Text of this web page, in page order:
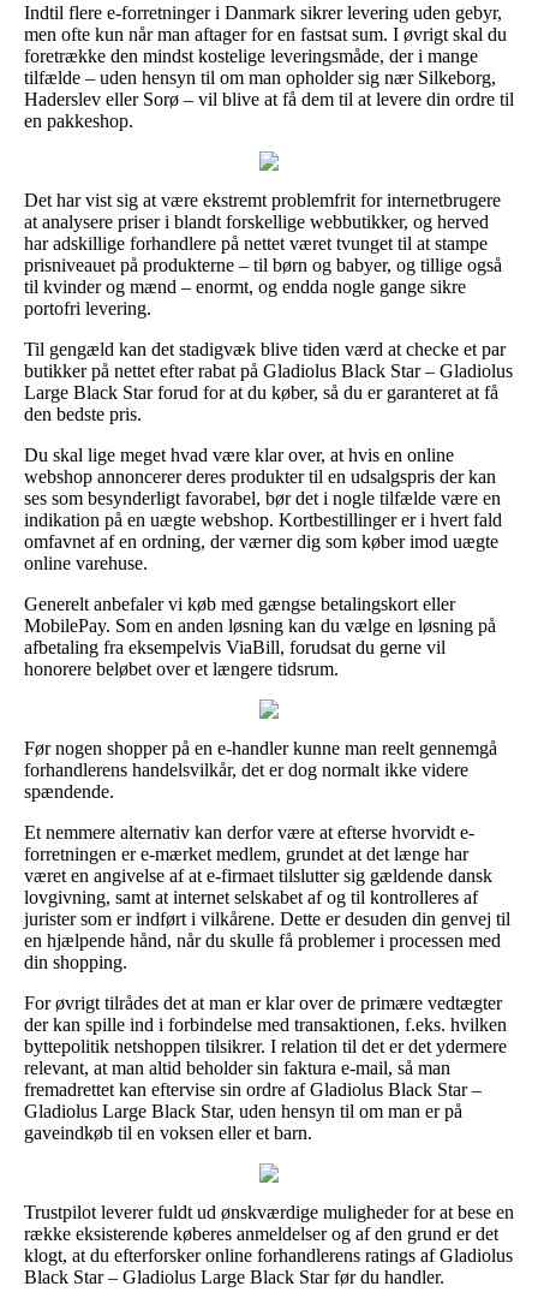
Indtil flere e-forretninger i Danmark sikrer levering uden gebyr,
men ofte kun når man aftager for en fastsat sum. I øvrigt skal du
foretrække den mindst kostelige leveringsmåde, der i mange
tilfælde – uden hensyn til om man opholder sig nær Silkeborg,
Haderslev eller Sorø – vil blive at få dem til at levere din ordre til
en pakkeshop.
Det har vist sig at være ekstremt problemfrit for internetbrugere
at analysere priser i blandt forskellige webbutikker, og herved
har adskillige forhandlere på nettet været tvunget til at stampe
prisniveauet på produkterne – til børn og babyer, og tillige også
til kvinder og mænd – enormt, og endda nogle gange sikre
portofri levering.
Til gengæld kan det stadigvæk blive tiden værd at checke et par
butikker på nettet efter rabat på Gladiolus Black Star – Gladiolus
Large Black Star forud for at du køber, så du er garanteret at få
den bedste pris.
Du skal lige meget hvad være klar over, at hvis en online
webshop annoncerer deres produkter til en udsalgspris der kan
ses som besynderligt favorabel, bør det i nogle tilfælde være en
indikation på en uægte webshop. Kortbestillinger er i hvert fald
omfavnet af en ordning, der værner dig som køber imod uægte
online varehuse.
Generelt anbefaler vi køb med gængse betalingskort eller
MobilePay. Som en anden løsning kan du vælge en løsning på
afbetaling fra eksempelvis ViaBill, forudsat du gerne vil
honorere beløbet over et længere tidsrum.
Før nogen shopper på en e-handler kunne man reelt gennemgå
forhandlerens handelsvilkår, det er dog normalt ikke videre
spændende.
Et nemmere alternativ kan derfor være at efterse hvorvidt e-
forretningen er e-mærket medlem, grundet at det længe har
været en angivelse af at e-firmaet tilslutter sig gældende dansk
lovgivning, samt at internet selskabet af og til kontrolleres af
jurister som er indført i vilkårene. Dette er desuden din genvej til
en hjælpende hånd, når du skulle få problemer i processen med
din shopping.
For øvrigt tilrådes det at man er klar over de primære vedtægter
der kan spille ind i forbindelse med transaktionen, f.eks. hvilken
byttepolitik netshoppen tilsikrer. I relation til det er det ydermere
relevant, at man altid beholder sin faktura e-mail, så man
fremadrettet kan eftervise sin ordre af Gladiolus Black Star –
Gladiolus Large Black Star, uden hensyn til om man er på
gaveindkøb til en voksen eller et barn.
Trustpilot leverer fuldt ud ønskværdige muligheder for at bese en
række eksisterende køberes anmeldelser og af den grund er det
klogt, at du efterforsker online forhandlerens ratings af Gladiolus
Black Star – Gladiolus Large Black Star før du handler.